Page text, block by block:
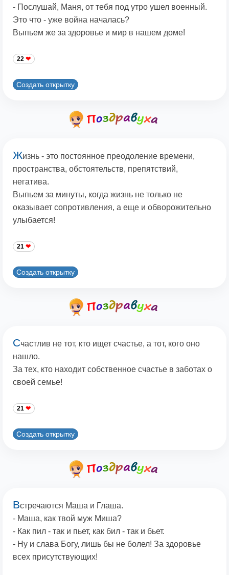
- Послушай, Маня, от тебя под утро ушел военный.
Это что - уже война началась?
Выпьем же за здоровье и мир в нашем доме!
22
Создать открытку
Жизнь - это постоянное преодоление времени,
пространства, обстоятельств, препятствий,
негатива.
Выпьем за минуты, когда жизнь не только не
оказывает сопротивления, а еще и обворожительно
улыбается!
21
Создать открытку
Счастлив не тот, кто ищет счастье, а тот, кого оно
нашло.
За тех, кто находит собственное счастье в заботах о
своей семье!
21
Создать открытку
Встречаются Маша и Глаша.
- Маша, как твой муж Миша?
- Как пил - так и пьет, как бил - так и бьет.
- Hу и слава Богу, лишь бы не болел! За здоровье
всех присутствующих!